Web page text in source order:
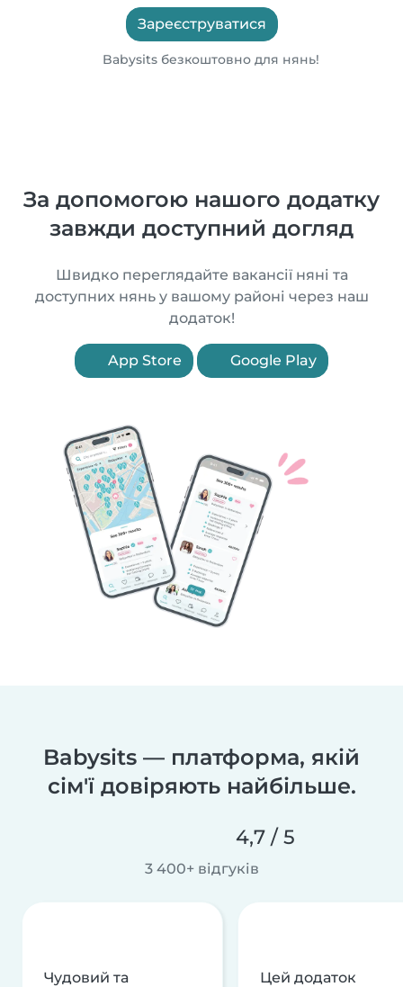
Зареєструватися
Babysits безкоштовно для нянь!
За допомогою нашого додатку
завжди доступний догляд
Швидко переглядайте вакансії няні та
доступних нянь у вашому районі через наш
додаток!
App Store Google Play
Babysits — платформа, якій
сім'ї довіряють найбільше.
4,7 / 5
3 400+ відгуків
Чудовий та
Цей додаток